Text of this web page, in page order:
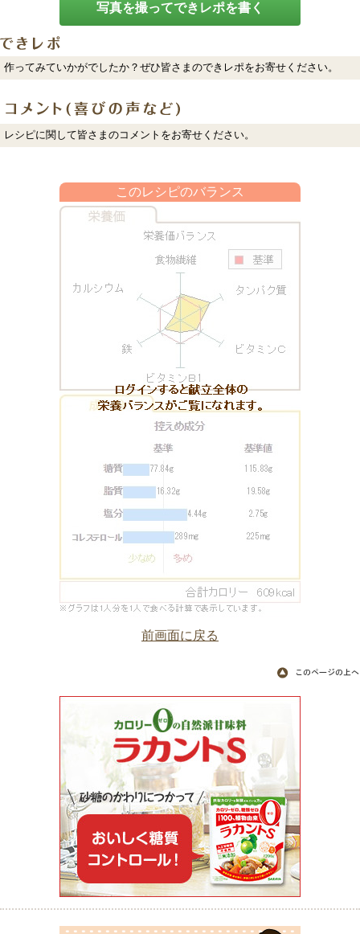
写真を撮ってできレポを書く
作ってみていかがでしたか？ぜひ皆さまのできレポをお寄せください。
レシピに関して皆さまのコメントをお寄せください。
このレシピのバランス
前画面に戻る